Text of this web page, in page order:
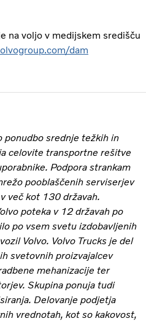
na voljo v medijskem središču
dam
ponudbo srednje težkih in
celovite transportne rešitve
Podpora strankam
pooblaščenih serviserjev
več kot 130 državah.
poteka v 12 državah po
po vsem svetu izdobavljenih
Volvo. Volvo Trucks je del
svetovnih proizvajalcev
mehanizacije ter
Skupina ponuja tudi
Delovanje podjetja
vrednotah, kot so kakovost,